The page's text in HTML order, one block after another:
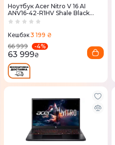
Ноутбук Acer Nitro V 16 AI
ANV16-42-R1HV Shale Black
(NH.U1JEU.008)
Кешбэк3 199 ₴
66 999
-4%
63 999₴